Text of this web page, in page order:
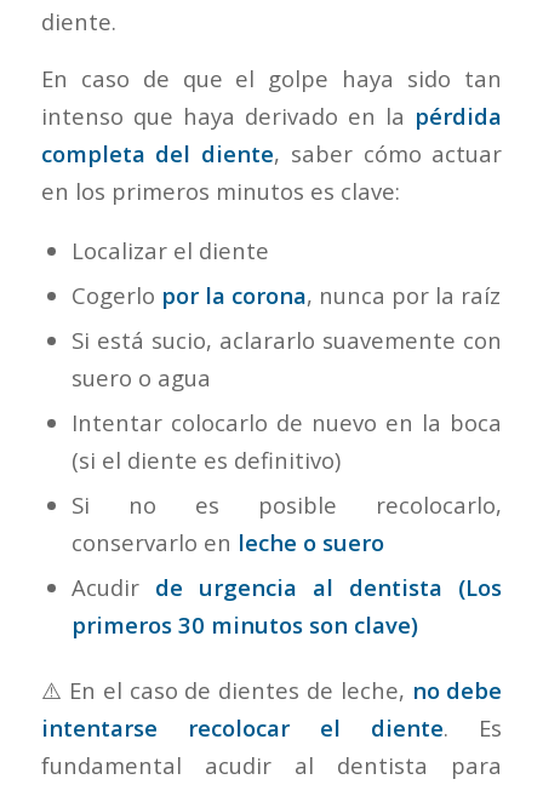
diente.
En caso de que el golpe haya sido tan
intenso que haya derivado en la pérdida
completa del diente, saber cómo actuar
en los primeros minutos es clave:
Localizar el diente
Cogerlo por la corona, nunca por la raíz
Si está sucio, aclararlo suavemente con
suero o agua
Intentar colocarlo de nuevo en la boca
(si el diente es definitivo)
Si no es posible recolocarlo,
conservarlo en leche o suero
Acudir de urgencia al dentista (Los
primeros 30 minutos son clave)
⚠️ En el caso de dientes de leche, no debe
intentarse recolocar el diente. Es
fundamental acudir al dentista para